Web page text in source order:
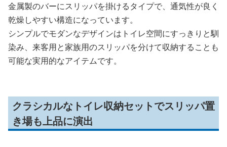
金属製のバーにスリッパを掛けるタイプで、通気性が良く
乾燥しやすい構造になっています。
シンプルでモダンなデザインはトイレ空間にすっきりと馴
染み、来客用と家族用のスリッパを分けて収納することも
可能な実用的なアイテムです。
クラシカルなトイレ収納セットでスリッパ置
き場も上品に演出